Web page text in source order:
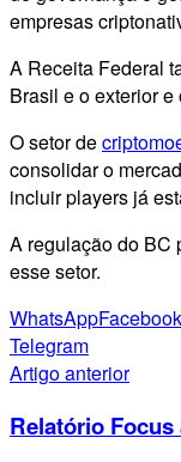
empresas
A Receita Federal
Brasil e o exterior
O setor de
consolidar o
incluir players já
A regulação do BC
esse setor.
WhatsAppFacebook
Telegram
Artigo anterior
Relatório